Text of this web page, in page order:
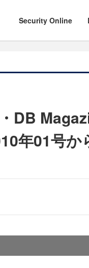
Security Online
・DB
年01号か